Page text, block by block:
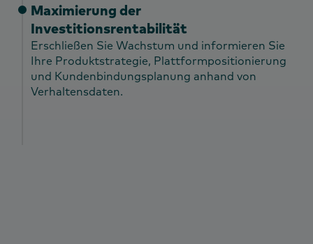
Maximierung der
Investitionsrentabilität
Erschließen Sie Wachstum und informieren Sie
Ihre Produktstrategie, Plattformpositionierung
und Kundenbindungsplanung anhand von
Verhaltensdaten.